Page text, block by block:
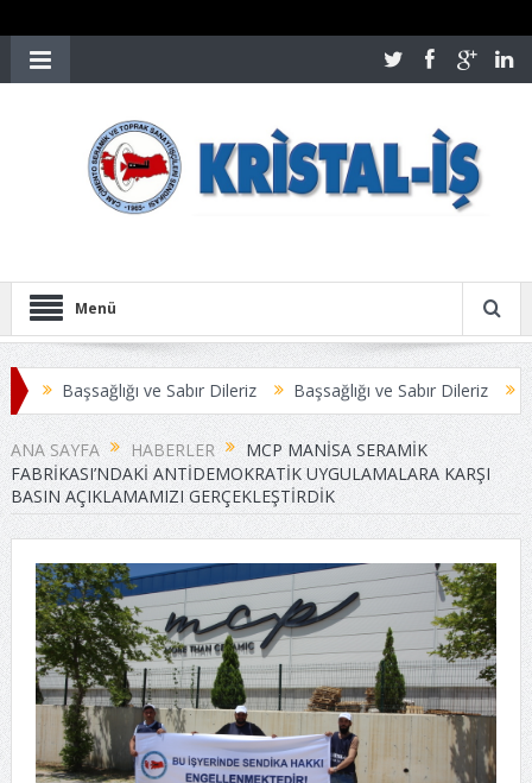
Menü
ve Sabır Dileriz Başsağlığı ve Sabır Dileriz
SONUÇLANDI
Üyelerimize Duyuru
ANA SAYFA HABERLER
MCP MANISA SERAMIK
FABRIKASI’NDAKI ANTIDEMOKRATIK UYGULAMALARA KARŞI
BASIN AÇIKLAMAMIZI GERÇEKLEŞTIRDIK